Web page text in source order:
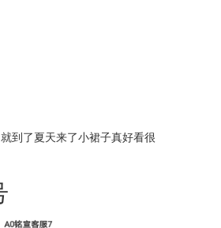
到了夏天来了小裙子真好看很